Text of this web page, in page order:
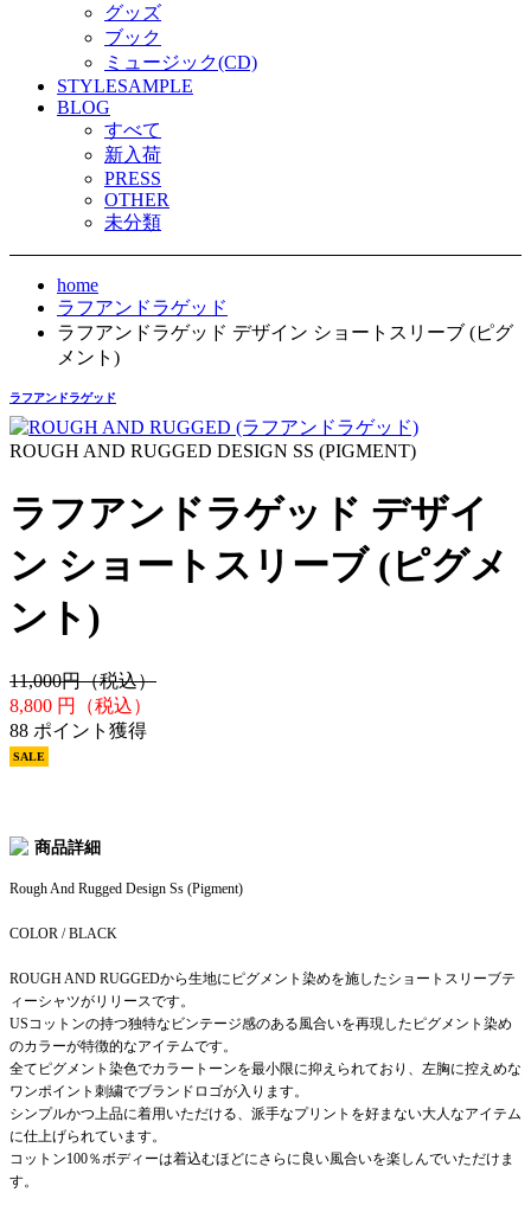
グッズ
ブック
ミュージック(CD)
STYLESAMPLE
BLOG
すべて
新入荷
PRESS
OTHER
未分類
home
ラフアンドラゲッド
ラフアンドラゲッド デザイン ショートスリーブ (ピグ
メント)
ラフアンドラゲッド
ROUGH AND RUGGED DESIGN SS (PIGMENT)
ラフアンドラゲッド デザイ
ン ショートスリーブ (ピグメ
ント)
11,000円（税込）
8,800 円（税込）
88 ポイント獲得
SALE
商品詳細
Rough And Rugged Design Ss (Pigment)
COLOR / BLACK
ROUGH AND RUGGEDから生地にピグメント染めを施したショートスリーブテ
ィーシャツがリリースです。
USコットンの持つ独特なビンテージ感のある風合いを再現したピグメント染め
のカラーが特徴的なアイテムです。
全てピグメント染色でカラートーンを最小限に抑えられており、左胸に控えめな
ワンポイント刺繍でブランドロゴが入ります。
シンプルかつ上品に着用いただける、派手なプリントを好まない大人なアイテム
に仕上げられています。
コットン100％ボディーは着込むほどにさらに良い風合いを楽しんでいただけま
す。